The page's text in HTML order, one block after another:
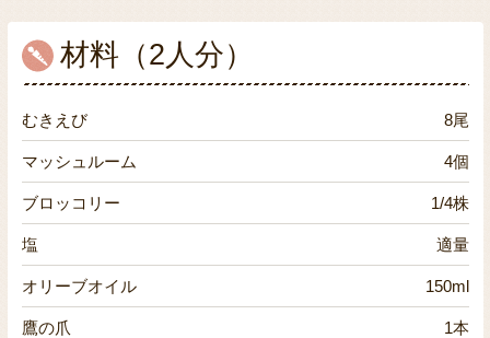
材料（2人分）
むきえび 8尾
マッシュルーム 4個
ブロッコリー 1/4株
塩 適量
オリーブオイル 150ml
鷹の爪 1本